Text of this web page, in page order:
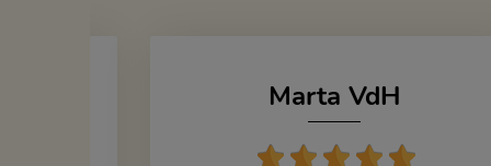
Marta VdH